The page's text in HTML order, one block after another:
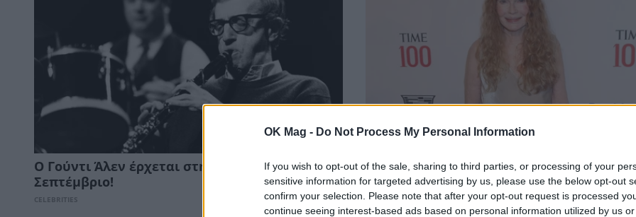
OK Mag - Do Not Process My Personal Information
If you wish to opt-out of the sale, sharing to third parties, or processing of your
sensitive information for targeted advertising by us, please use the below opt-out
confirm your selection. Please note that after your opt-out request is processed
continue seeing interest-based ads based on personal information utilized by us
Ο Γούντι Άλεν έρχεται στην Αθήνα τον
Σεπτέμβριο!
CELEBRITIES
Mία Φάροου: Στο Τime 100 Gala με τον
γιο που έχει με τον Γούντι Άλεν, Νόρμαν
CELEBRITIES